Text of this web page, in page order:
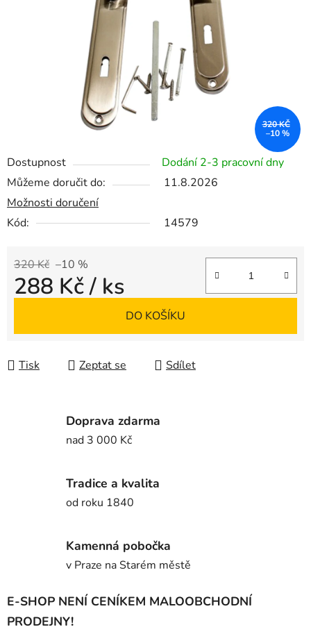
Dostupnost
Dodání 2-3 pracovní dny
Můžeme doručit do:
11.8.2026
Možnosti doručení
Kód:
14579
320 Kč –10 %
288 Kč/ ks
DO KOŠÍKU
Tisk Zeptat se Sdílet
320 KČ
–10 %
Doprava zdarma
nad 3 000 Kč
Tradice a kvalita
od roku 1840
Kamenná pobočka
v Praze na Starém městě
E-SHOP NENÍ CENÍKEM MALOOBCHODNÍ
PRODEJNY!